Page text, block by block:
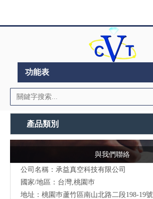
功能表
產品類別
與我們聯絡
公司名稱：承益真空科技有限公司
國家/地區：台灣,桃園巿
地址：桃園巿蘆竹區南山北路二段198-19號